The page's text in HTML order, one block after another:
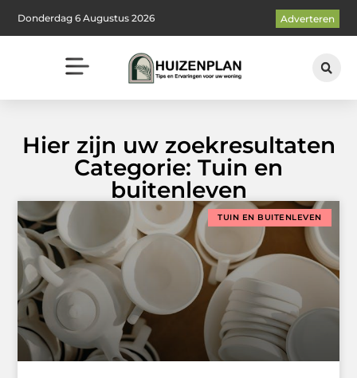
Donderdag 6 Augustus 2026 Adverteren
Hier zijn uw zoekresultaten
Categorie: Tuin en
buitenleven
TUIN EN BUITENLEVEN